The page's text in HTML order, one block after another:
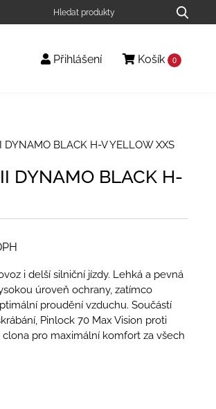
Přihlášení Košík 0
BLACK H-V YELLOW XXS
DYNAMO BLACK H-
i delší silniční jízdy. Lehká a pevná
úroveň ochrany, zatímco
proudění vzduchu. Součástí
Pinlock 70 Max Vision proti
pro maximální komfort za všech